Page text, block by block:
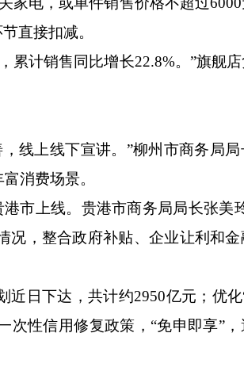
直接扣减。
计销售同比增长22.8%。”旗舰
上线下宣讲。”柳州市商务局局
消费场景。
上线。贵港市商务局局长张美
况，整合政府补贴、企业让利和
日下达，共计约2950亿元；优化
性信用修复政策，“免申即享”，